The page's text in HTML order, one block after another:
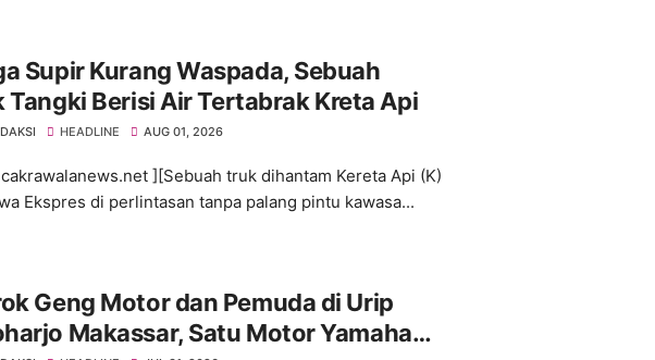
Supir Kurang Waspada, Sebuah
Tangki Berisi Air Tertabrak Kreta Api
HEADLINE AUG 01, 2026
cakrawalanews.net ][Sebuah truk dihantam Kereta Api (K)
Ekspres di perlintasan tanpa palang pintu kawasa...
Geng Motor dan Pemuda di Urip
Makassar, Satu Motor Yamaha